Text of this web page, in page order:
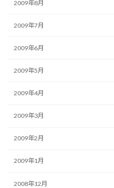
2009年8月
2009年7月
2009年6月
2009年5月
2009年4月
2009年3月
2009年2月
2009年1月
2008年12月